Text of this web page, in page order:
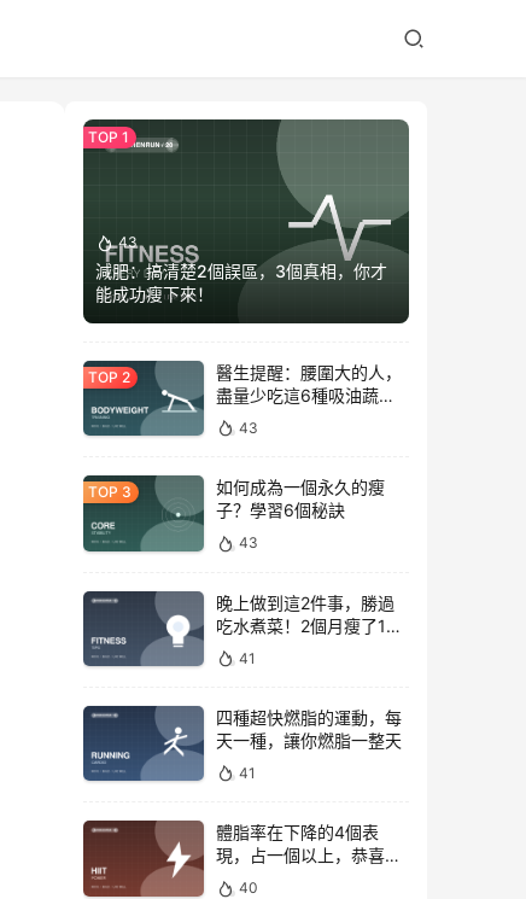
43
減肥：搞清楚2個誤區，3個真相，你才
能成功瘦下來！
醫生提醒：腰圍大的人，
盡量少吃這6種吸油蔬
菜！43
如何成為一個永久的瘦
子？學習6個秘訣
43
晚上做到這2件事，勝過
吃水煮菜！2個月瘦了15
斤，腰圍下降6cm
41
四種超快燃脂的運動，每
天一種，讓你燃脂一整天
41
體脂率在下降的4個表
現，占一個以上，恭喜你
正在變瘦
40